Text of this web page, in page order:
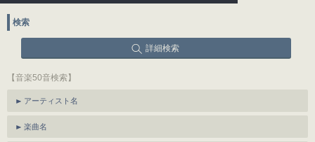
検索
詳細検索
【音楽50音検索】
アーティスト名
楽曲名